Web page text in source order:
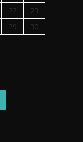
22
23
29
30